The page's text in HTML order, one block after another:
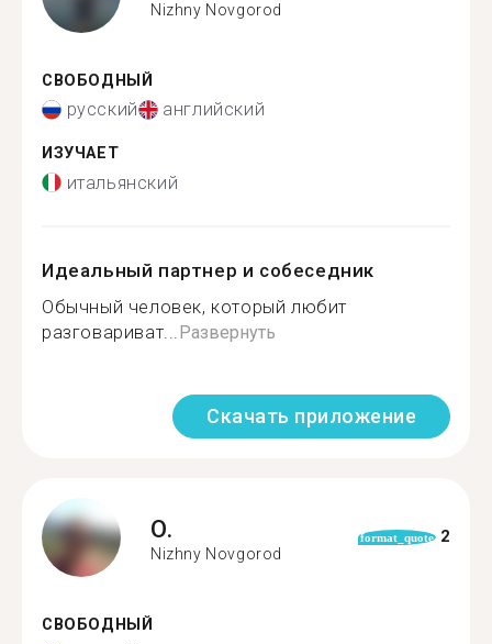
Nizhny Novgorod
СВОБОДНЫЙ
русский английский
ИЗУЧАЕТ
итальянский
Идеальный партнер и собеседник
Обычный человек, который любит
разговариват... Развернуть
Скачать приложение
O.
Nizhny Novgorod
format_quote 2
СВОБОДНЫЙ